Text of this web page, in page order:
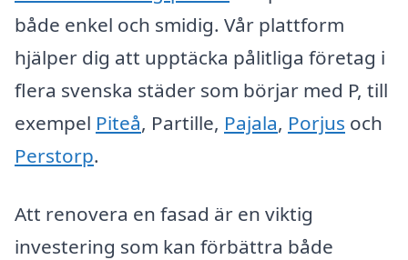
både enkel och smidig. Vår plattform
hjälper dig att upptäcka pålitliga företag i
flera svenska städer som börjar med P, till
exempel Piteå, Partille, Pajala, Porjus och
Perstorp.
Att renovera en fasad är en viktig
investering som kan förbättra både